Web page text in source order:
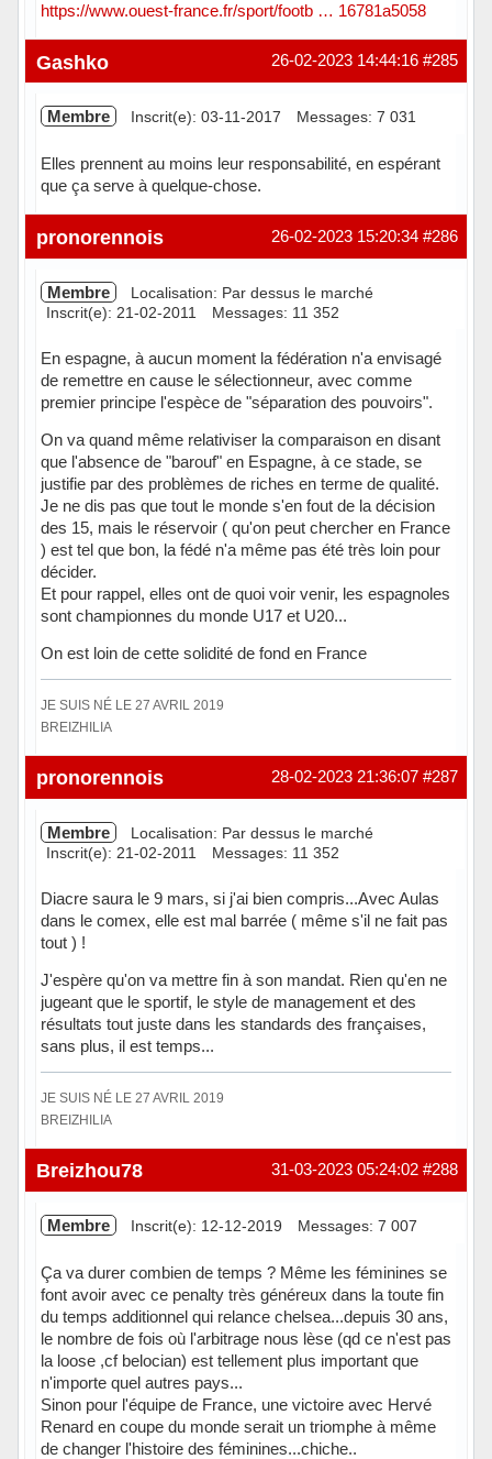
https://www.ouest-france.fr/sport/footb … 16781a5058
Hors ligne #285
26-02-2023 14:44:16
Gashko
Membre Inscrit(e): 03-11-2017 Messages: 7 031
Elles prennent au moins leur responsabilité, en espérant
que ça serve à quelque-chose.
Hors ligne #286
26-02-2023 15:20:34
pronorennois
Membre
Localisation: Par dessus le marché
Inscrit(e): 21-02-2011
Messages: 11 352
En espagne, à aucun moment la fédération n'a envisagé
de remettre en cause le sélectionneur, avec comme
premier principe l'espèce de "séparation des pouvoirs".
On va quand même relativiser la comparaison en disant
que l'absence de "barouf" en Espagne, à ce stade, se
justifie par des problèmes de riches en terme de qualité.
Je ne dis pas que tout le monde s'en fout de la décision
des 15, mais le réservoir ( qu'on peut chercher en France
) est tel que bon, la fédé n'a même pas été très loin pour
décider.
Et pour rappel, elles ont de quoi voir venir, les espagnoles
sont championnes du monde U17 et U20...
On est loin de cette solidité de fond en France
JE SUIS NÉ LE 27 AVRIL 2019
BREIZHILIA
Hors ligne #287
28-02-2023 21:36:07
pronorennois
Membre
Localisation: Par dessus le marché
Inscrit(e): 21-02-2011
Messages: 11 352
Diacre saura le 9 mars, si j'ai bien compris...Avec Aulas
dans le comex, elle est mal barrée ( même s'il ne fait pas
tout ) !
J'espère qu'on va mettre fin à son mandat. Rien qu'en ne
jugeant que le sportif, le style de management et des
résultats tout juste dans les standards des françaises,
sans plus, il est temps...
JE SUIS NÉ LE 27 AVRIL 2019
BREIZHILIA
Hors ligne #288
31-03-2023 05:24:02
Breizhou78
Membre Inscrit(e): 12-12-2019 Messages: 7 007
Ça va durer combien de temps ? Même les féminines se
font avoir avec ce penalty très généreux dans la toute fin
du temps additionnel qui relance chelsea...depuis 30 ans,
le nombre de fois où l'arbitrage nous lèse (qd ce n'est pas
la loose ,cf belocian) est tellement plus important que
n'importe quel autres pays...
Sinon pour l'équipe de France, une victoire avec Hervé
Renard en coupe du monde serait un triomphe à même
de changer l'histoire des féminines...chiche..